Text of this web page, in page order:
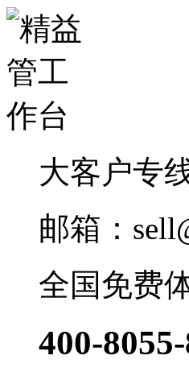
大客户专
邮箱：
全国免费
400-